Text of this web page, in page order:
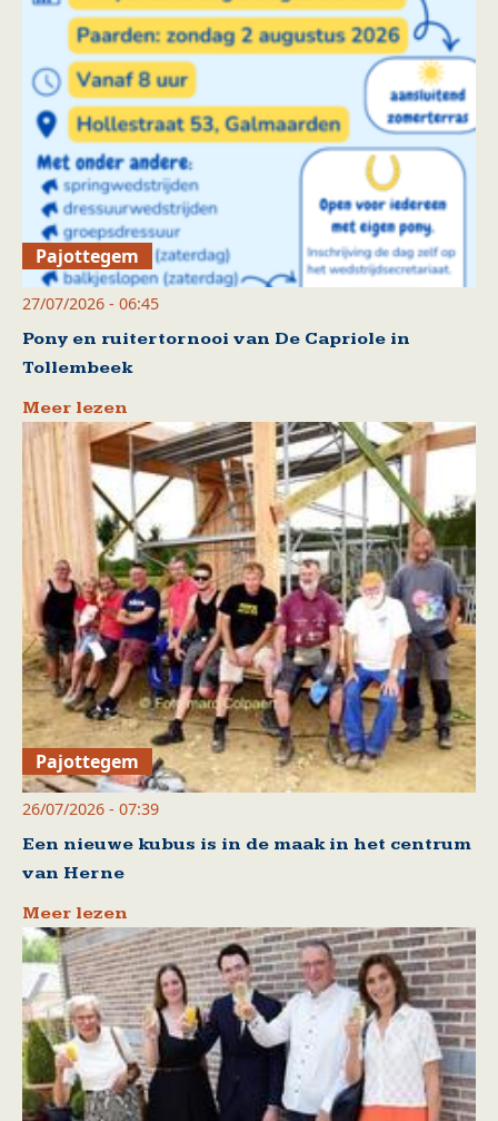
Pajottegem
27/07/2026 - 06:45
Pony en ruitertornooi van De Capriole in
Tollembeek
Meer lezen
Pajottegem
26/07/2026 - 07:39
Een nieuwe kubus is in de maak in het centrum
van Herne
Meer lezen